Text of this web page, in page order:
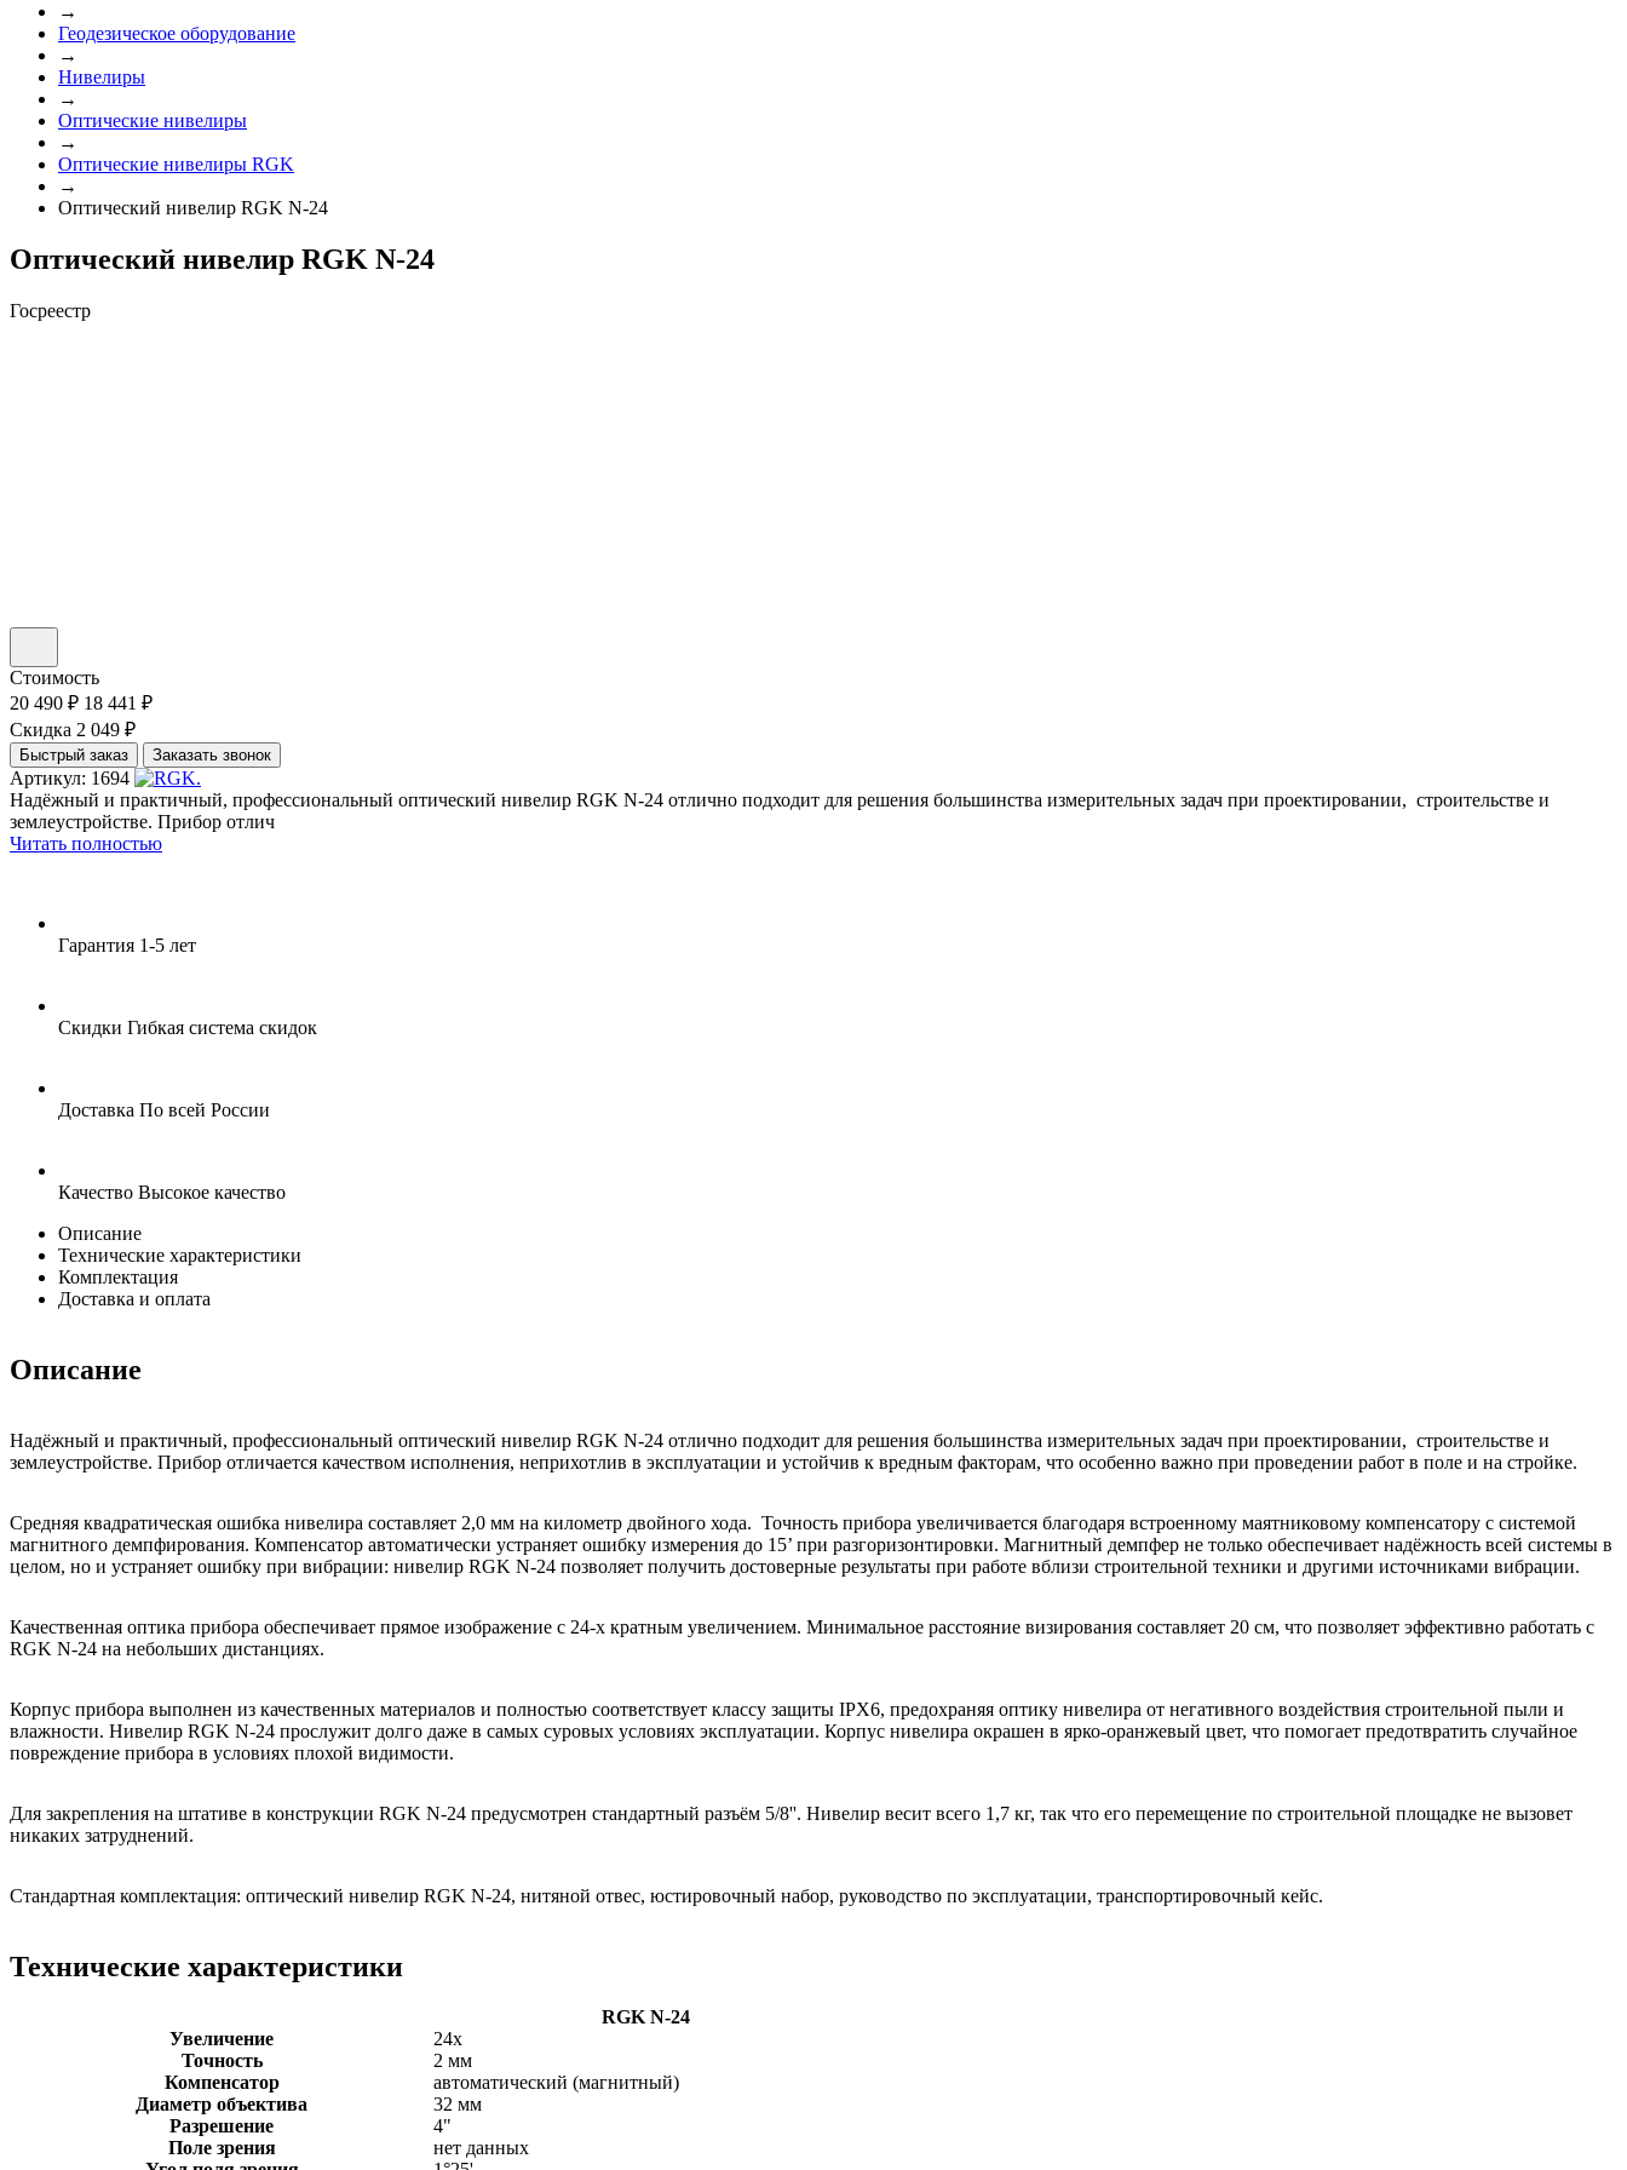
→
Геодезическое оборудование
→
Нивелиры
→
Оптические нивелиры
→
Оптические нивелиры RGK
→
Оптический нивелир RGK N-24
Оптический нивелир RGK N-24
Госреестр
Стоимость
20 490 ₽ 18 441 ₽
Скидка 2 049 ₽
Быстрый заказ Заказать звонок
Артикул: 1694
Надёжный и практичный, профессиональный оптический нивелир RGK N-24 отлично подходит для решения большинства измерительных задач при проектировании, строительстве и
землеустройстве. Прибор отлич
Читать полностью
Гарантия 1-5 лет
Скидки Гибкая система скидок
Доставка По всей России
Качество Высокое качество
Описание
Технические характеристики
Комплектация
Доставка и оплата
Описание
Надёжный и практичный, профессиональный оптический нивелир RGK N-24 отлично подходит для решения большинства измерительных задач при проектировании, строительстве и
землеустройстве. Прибор отличается качеством исполнения, неприхотлив в эксплуатации и устойчив к вредным факторам, что особенно важно при проведении работ в поле и на стройке.
Средняя квадратическая ошибка нивелира составляет 2,0 мм на километр двойного хода. Точность прибора увеличивается благодаря встроенному маятниковому компенсатору с системой
магнитного демпфирования. Компенсатор автоматически устраняет ошибку измерения до 15’ при разгоризонтировки. Магнитный демпфер не только обеспечивает надёжность всей системы в
целом, но и устраняет ошибку при вибрации: нивелир RGK N-24 позволяет получить достоверные результаты при работе вблизи строительной техники и другими источниками вибрации.
Качественная оптика прибора обеспечивает прямое изображение с 24-х кратным увеличением. Минимальное расстояние визирования составляет 20 см, что позволяет эффективно работать с
RGK N-24 на небольших дистанциях.
Корпус прибора выполнен из качественных материалов и полностью соответствует классу защиты IPX6, предохраняя оптику нивелира от негативного воздействия строительной пыли и
влажности. Нивелир RGK N-24 прослужит долго даже в самых суровых условиях эксплуатации. Корпус нивелира окрашен в ярко-оранжевый цвет, что помогает предотвратить случайное
повреждение прибора в условиях плохой видимости.
Для закрепления на штативе в конструкции RGK N-24 предусмотрен стандартный разъём 5/8''. Нивелир весит всего 1,7 кг, так что его перемещение по строительной площадке не вызовет
никаких затруднений.
Стандартная комплектация: оптический нивелир RGK N-24, нитяной отвес, юстировочный набор, руководство по эксплуатации, транспортировочный кейс.
Технические характеристики
RGK N-24
Увеличение
24х
Точность
2 мм
Компенсатор
автоматический (магнитный)
Диаметр объектива
32 мм
Разрешение
4"
Поле зрения
нет данных